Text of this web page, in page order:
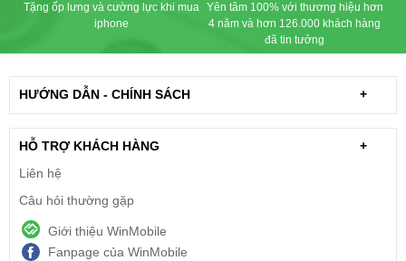
Tặng ốp lưng và cường lực khi mua
iphone
Yên tâm 100% với thương hiệu hơn
4 năm và hơn 126.000 khách hàng
đã tin tưởng
HƯỚNG DẪN - CHÍNH SÁCH +
HỖ TRỢ KHÁCH HÀNG
+
Liên hệ
Câu hỏi thường gặp
Giới thiệu WinMobile
Fanpage của WinMobile